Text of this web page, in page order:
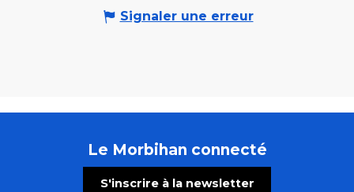
Signaler une erreur
Le Morbihan connecté
S'inscrire à la newsletter